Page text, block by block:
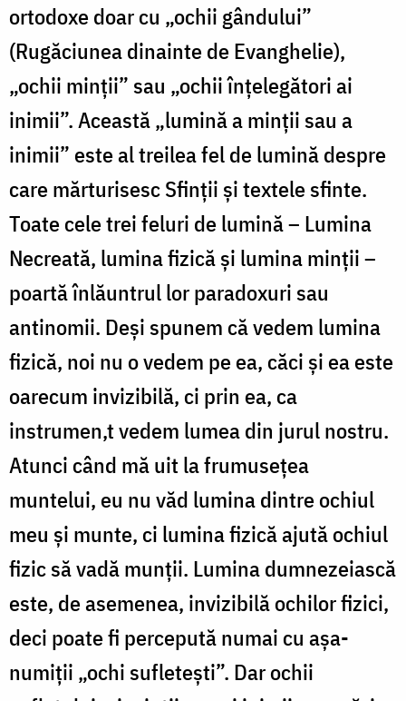
ortodoxe doar cu „ochii gândului”
(Rugăciunea dinainte de Evanghelie),
„ochii minții” sau „ochii înțelegători ai
inimii”. Această „lumină a minții sau a
inimii” este al treilea fel de lumină despre
care mărturisesc Sfinții și textele sfinte.
Toate cele trei feluri de lumină – Lumina
Necreată, lumina fizică și lumina minții –
poartă înlăuntrul lor paradoxuri sau
antinomii. Deși spunem că vedem lumina
fizică, noi nu o vedem pe ea, căci și ea este
oarecum invizibilă, ci prin ea, ca
instrumen,t vedem lumea din jurul nostru.
Atunci când mă uit la frumusețea
muntelui, eu nu văd lumina dintre ochiul
meu și munte, ci lumina fizică ajută ochiul
fizic să vadă munții. Lumina dumnezeiască
este, de asemenea, invizibilă ochilor fizici,
deci poate fi percepută numai cu așa-
numiții „ochi sufletești”. Dar ochii